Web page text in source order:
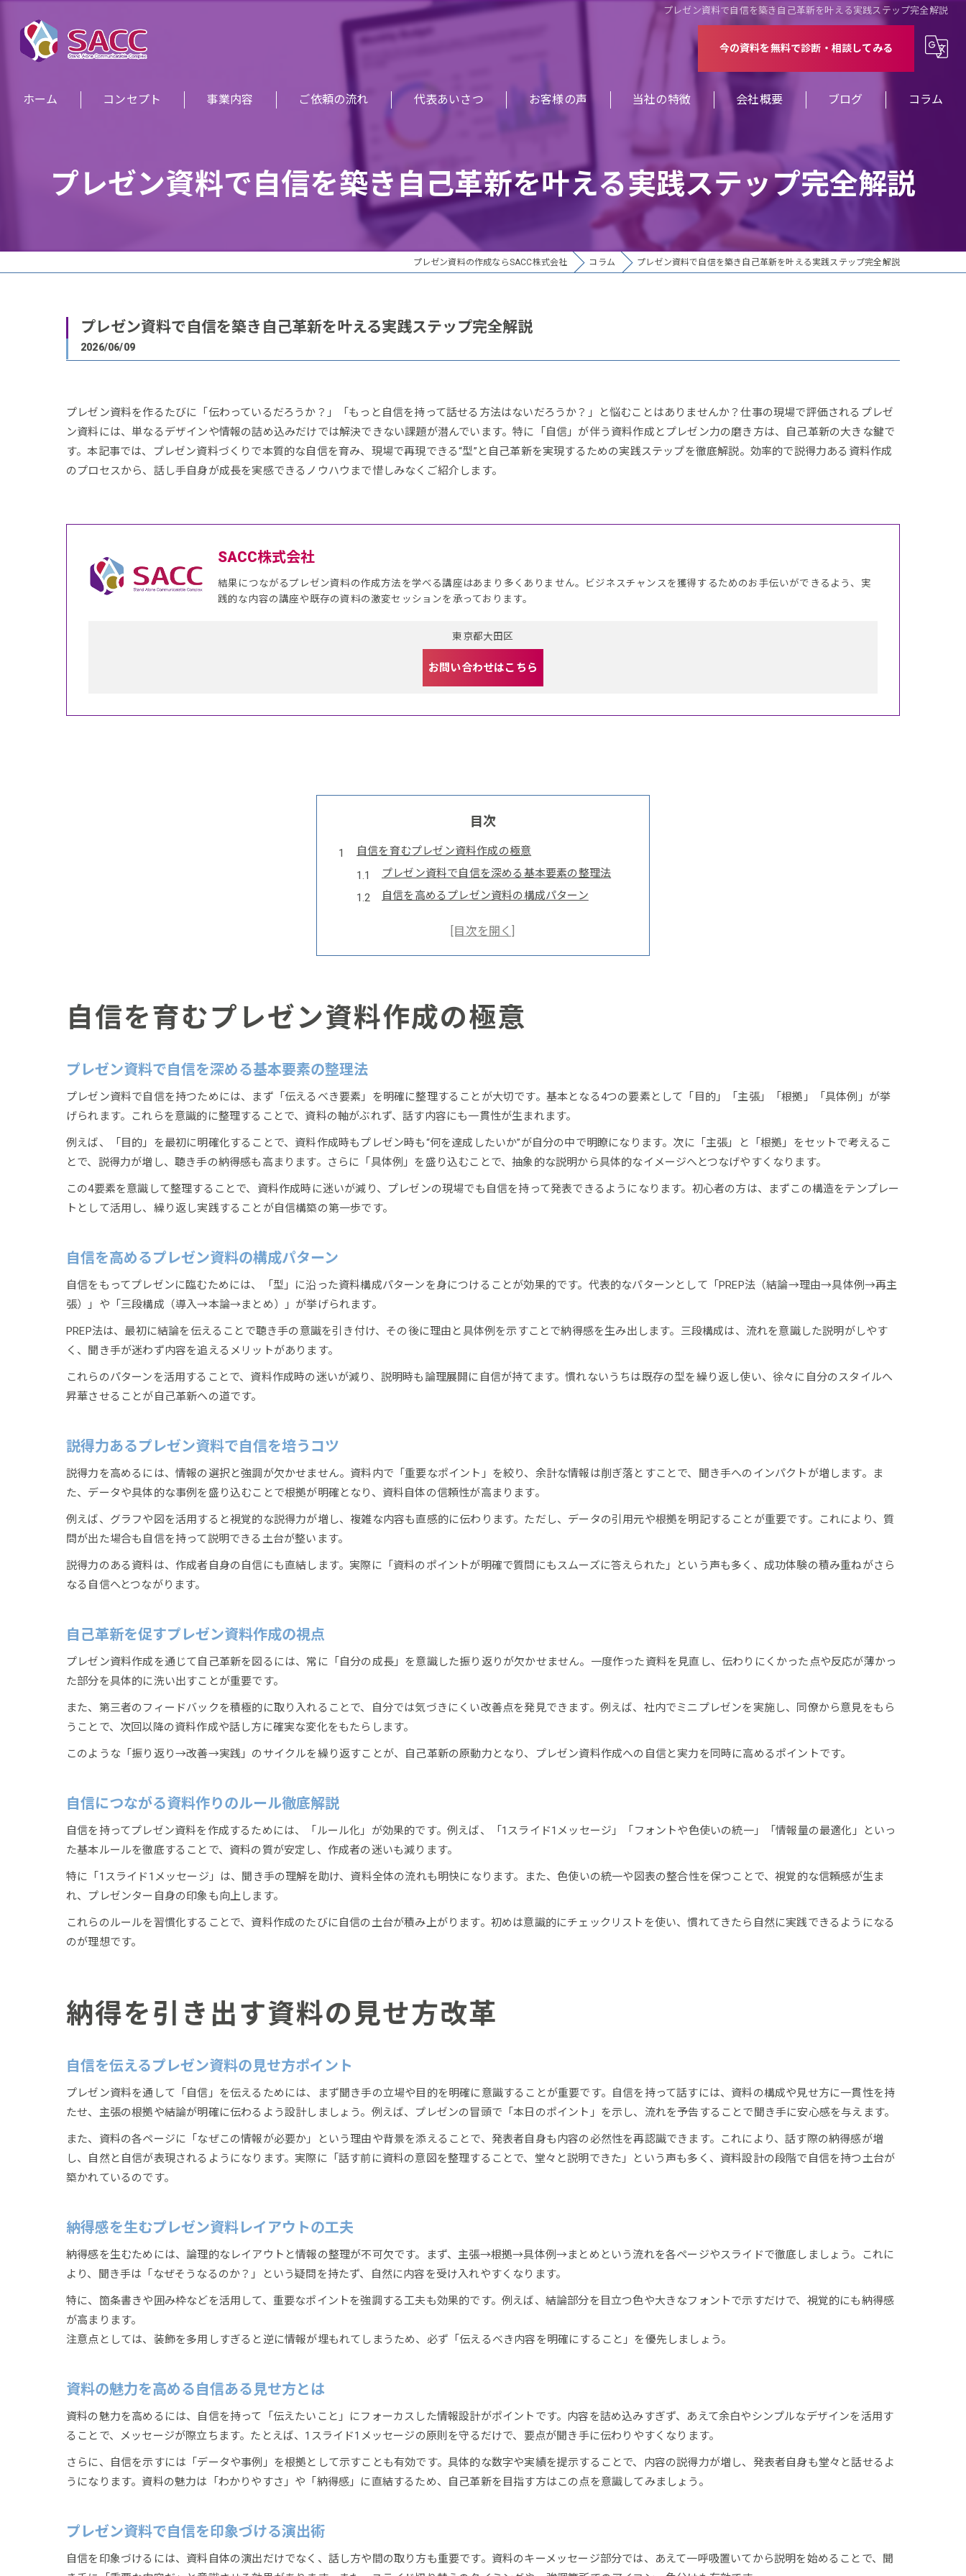
プレゼン資料で自信を築き自己革新を叶える実践ステップ完全解説
今の資料を無料で診断・相談してみる
ホーム コンセプト 事業内容 ご依頼の流れ 代表あいさつ お客様の声 当社の特徴
研修
セミナー
会社概要 ブログ コラム
プレゼン資料で自信を築き自己革新を叶える実践ステップ完全解説
プレゼン資料の作成ならSACC株式会社 コラム プレゼン資料で自信を築き自己革新を叶える実践ステップ完全解説
プレゼン資料で自信を築き自己革新を叶える実践ステップ完全解説
2026/06/09
プレゼン資料を作るたびに「伝わっているだろうか？」「もっと自信を持って話せる方法はないだろうか？」と悩むことはありませんか？仕事の現場で評価されるプレゼ
ン資料には、単なるデザインや情報の詰め込みだけでは解決できない課題が潜んでいます。特に「自信」が伴う資料作成とプレゼン力の磨き方は、自己革新の大きな鍵で
す。本記事では、プレゼン資料づくりで本質的な自信を育み、現場で再現できる“型”と自己革新を実現するための実践ステップを徹底解説。効率的で説得力ある資料作成
のプロセスから、話し手自身が成長を実感できるノウハウまで惜しみなくご紹介します。
SACC株式会社
結果につながるプレゼン資料の作成方法を学べる講座はあまり多くありません。ビジネスチャンスを獲得するためのお手伝いができるよう、実
践的な内容の講座や既存の資料の激変セッションを承っております。
東京都大田区
お問い合わせはこちら
目次
自信を育むプレゼン資料作成の極意
プレゼン資料で自信を深める基本要素の整理法
自信を高めるプレゼン資料の構成パターン
自己革新を促すプレゼン資料作成の視点
自信を伝えるプレゼン資料の見せ方ポイント
納得感を生むプレゼン資料レイアウトの工夫
自信を持って伝える資料のビジュアル設計
自己革新を叶える伝わる構成法とは
自信を養うプレゼン資料の構成ステップ
自己革新を支える資料構成のポイント解説
伝わるプレゼン資料作りで自信を引き出す方法
自信が深まる論理的な資料構成の秘訣とは
説得力を高める資料設計のヒント集
伝わるプレゼン資料設計のコツと自信形成法
自己革新に役立つ説得力ある資料設計法
新しい自分に出会う実践的な資料術
自己革新を促すプレゼン資料作成のポイント
自信を育むプレゼン資料作成の極意
プレゼン資料で自信を深める基本要素の整理法
プレゼン資料で自信を持つためには、まず「伝えるべき要素」を明確に整理することが大切です。基本となる4つの要素として「目的」「主張」「根拠」「具体例」が挙
げられます。これらを意識的に整理することで、資料の軸がぶれず、話す内容にも一貫性が生まれます。
例えば、「目的」を最初に明確化することで、資料作成時もプレゼン時も“何を達成したいか”が自分の中で明瞭になります。次に「主張」と「根拠」をセットで考えるこ
とで、説得力が増し、聴き手の納得感も高まります。さらに「具体例」を盛り込むことで、抽象的な説明から具体的なイメージへとつなげやすくなります。
この4要素を意識して整理することで、資料作成時に迷いが減り、プレゼンの現場でも自信を持って発表できるようになります。初心者の方は、まずこの構造をテンプレー
トとして活用し、繰り返し実践することが自信構築の第一歩です。
自信を高めるプレゼン資料の構成パターン
自信をもってプレゼンに臨むためには、「型」に沿った資料構成パターンを身につけることが効果的です。代表的なパターンとして「PREP法（結論→理由→具体例→再主
張）」や「三段構成（導入→本論→まとめ）」が挙げられます。
PREP法は、最初に結論を伝えることで聴き手の意識を引き付け、その後に理由と具体例を示すことで納得感を生み出します。三段構成は、流れを意識した説明がしやす
く、聞き手が迷わず内容を追えるメリットがあります。
これらのパターンを活用することで、資料作成時の迷いが減り、説明時も論理展開に自信が持てます。慣れないうちは既存の型を繰り返し使い、徐々に自分のスタイルへ
昇華させることが自己革新への道です。
説得力あるプレゼン資料で自信を培うコツ
説得力を高めるには、情報の選択と強調が欠かせません。資料内で「重要なポイント」を絞り、余計な情報は削ぎ落とすことで、聞き手へのインパクトが増します。ま
た、データや具体的な事例を盛り込むことで根拠が明確となり、資料自体の信頼性が高まります。
例えば、グラフや図を活用すると視覚的な説得力が増し、複雑な内容も直感的に伝わります。ただし、データの引用元や根拠を明記することが重要です。これにより、質
問が出た場合も自信を持って説明できる土台が整います。
説得力のある資料は、作成者自身の自信にも直結します。実際に「資料のポイントが明確で質問にもスムーズに答えられた」という声も多く、成功体験の積み重ねがさら
なる自信へとつながります。
自己革新を促すプレゼン資料作成の視点
プレゼン資料作成を通じて自己革新を図るには、常に「自分の成長」を意識した振り返りが欠かせません。一度作った資料を見直し、伝わりにくかった点や反応が薄かっ
た部分を具体的に洗い出すことが重要です。
また、第三者のフィードバックを積極的に取り入れることで、自分では気づきにくい改善点を発見できます。例えば、社内でミニプレゼンを実施し、同僚から意見をもら
うことで、次回以降の資料作成や話し方に確実な変化をもたらします。
このような「振り返り→改善→実践」のサイクルを繰り返すことが、自己革新の原動力となり、プレゼン資料作成への自信と実力を同時に高めるポイントです。
自信につながる資料作りのルール徹底解説
自信を持ってプレゼン資料を作成するためには、「ルール化」が効果的です。例えば、「1スライド1メッセージ」「フォントや色使いの統一」「情報量の最適化」といっ
た基本ルールを徹底することで、資料の質が安定し、作成者の迷いも減ります。
特に「1スライド1メッセージ」は、聞き手の理解を助け、資料全体の流れも明快になります。また、色使いの統一や図表の整合性を保つことで、視覚的な信頼感が生ま
れ、プレゼンター自身の印象も向上します。
これらのルールを習慣化することで、資料作成のたびに自信の土台が積み上がります。初めは意識的にチェックリストを使い、慣れてきたら自然に実践できるようになる
のが理想です。
納得を引き出す資料の見せ方改革
自信を伝えるプレゼン資料の見せ方ポイント
プレゼン資料を通して「自信」を伝えるためには、まず聞き手の立場や目的を明確に意識することが重要です。自信を持って話すには、資料の構成や見せ方に一貫性を持
たせ、主張の根拠や結論が明確に伝わるよう設計しましょう。例えば、プレゼンの冒頭で「本日のポイント」を示し、流れを予告することで聞き手に安心感を与えます。
また、資料の各ページに「なぜこの情報が必要か」という理由や背景を添えることで、発表者自身も内容の必然性を再認識できます。これにより、話す際の納得感が増
し、自然と自信が表現されるようになります。実際に「話す前に資料の意図を整理することで、堂々と説明できた」という声も多く、資料設計の段階で自信を持つ土台が
築かれているのです。
納得感を生むプレゼン資料レイアウトの工夫
納得感を生むためには、論理的なレイアウトと情報の整理が不可欠です。まず、主張→根拠→具体例→まとめという流れを各ページやスライドで徹底しましょう。これに
より、聞き手は「なぜそうなるのか？」という疑問を持たず、自然に内容を受け入れやすくなります。
特に、箇条書きや囲み枠などを活用して、重要なポイントを強調する工夫も効果的です。例えば、結論部分を目立つ色や大きなフォントで示すだけで、視覚的にも納得感
が高まります。
注意点としては、装飾を多用しすぎると逆に情報が埋もれてしまうため、必ず「伝えるべき内容を明確にすること」を優先しましょう。
資料の魅力を高める自信ある見せ方とは
資料の魅力を高めるには、自信を持って「伝えたいこと」にフォーカスした情報設計がポイントです。内容を詰め込みすぎず、あえて余白やシンプルなデザインを活用す
ることで、メッセージが際立ちます。たとえば、1スライド1メッセージの原則を守るだけで、要点が聞き手に伝わりやすくなります。
さらに、自信を示すには「データや事例」を根拠として示すことも有効です。具体的な数字や実績を提示することで、内容の説得力が増し、発表者自身も堂々と話せるよ
うになります。資料の魅力は「わかりやすさ」や「納得感」に直結するため、自己革新を目指す方はこの点を意識してみましょう。
プレゼン資料で自信を印象づける演出術
自信を印象づけるには、資料自体の演出だけでなく、話し方や間の取り方も重要です。資料のキーメッセージ部分では、あえて一呼吸置いてから説明を始めることで、聞